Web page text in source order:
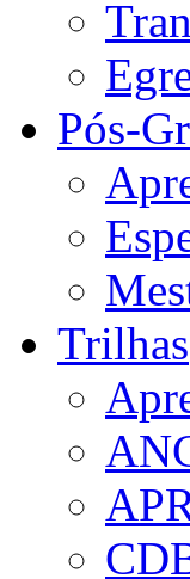
Pós-
Trilhas